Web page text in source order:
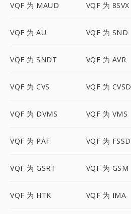
VQF 为 MAUD VQF 为 8SVX
VQF 为 AU VQF 为 SND
VQF 为 SNDT VQF 为 AVR
VQF 为 CVS VQF 为 CVSD
VQF 为 DVMS VQF 为 VMS
VQF 为 PAF VQF 为 FSSD
VQF 为 GSRT VQF 为 GSM
VQF 为 HTK VQF 为 IMA